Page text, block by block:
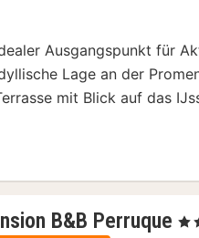
Bild
Ausgangspunkt für
Lage an der
mit Blick auf das
B&B Perruque 2
, 3